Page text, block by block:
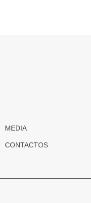
MEDIA
CONTACTOS